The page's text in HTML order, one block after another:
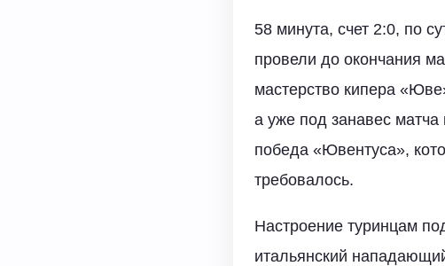
58 минута, счет 2:0, по
провели до окончания
мастерство кипера
а уже под занавес матча
победа «Ювентуса»,
требовалось.
Настроение туринцам
итальянский